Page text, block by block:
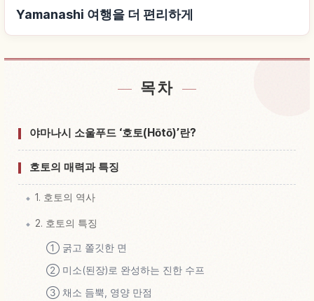
Yamanashi 여행을 더 편리하게
Yamanashi 근처 숙소 찾기
Yamanashi 체험 찾기
목차
야마나시 소울푸드 ‘호토(Hōtō)’란?
호토의 매력과 특징
1. 호토의 역사
2. 호토의 특징
① 굵고 쫄깃한 면
② 미소(된장)로 완성하는 진한 수프
③ 채소 듬뿍, 영양 만점